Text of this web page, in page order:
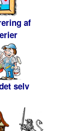
af
selv